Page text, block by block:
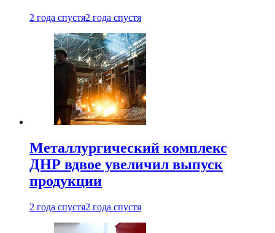
2 года спустя2 года спустя
Металлургический комплекс
ДНР вдвое увеличил выпуск
продукции
2 года спустя2 года спустя